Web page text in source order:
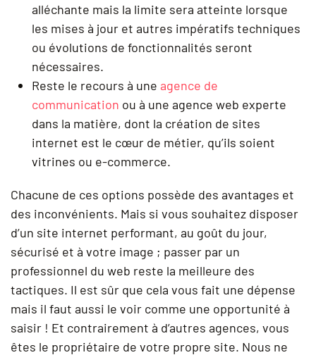
alléchante mais la limite sera atteinte lorsque
les mises à jour et autres impératifs techniques
ou évolutions de fonctionnalités seront
nécessaires.
Reste le recours à une agence de
communication ou à une agence web experte
dans la matière, dont la création de sites
internet est le cœur de métier, qu’ils soient
vitrines ou e-commerce.
Chacune de ces options possède des avantages et
des inconvénients. Mais si vous souhaitez disposer
d’un site internet performant, au goût du jour,
sécurisé et à votre image ; passer par un
professionnel du web reste la meilleure des
tactiques. Il est sûr que cela vous fait une dépense
mais il faut aussi le voir comme une opportunité à
saisir ! Et contrairement à d’autres agences, vous
êtes le propriétaire de votre propre site. Nous ne